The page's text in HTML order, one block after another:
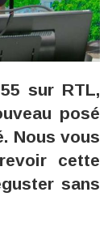
sur RTL,
posé
Nous vous
cette
sans